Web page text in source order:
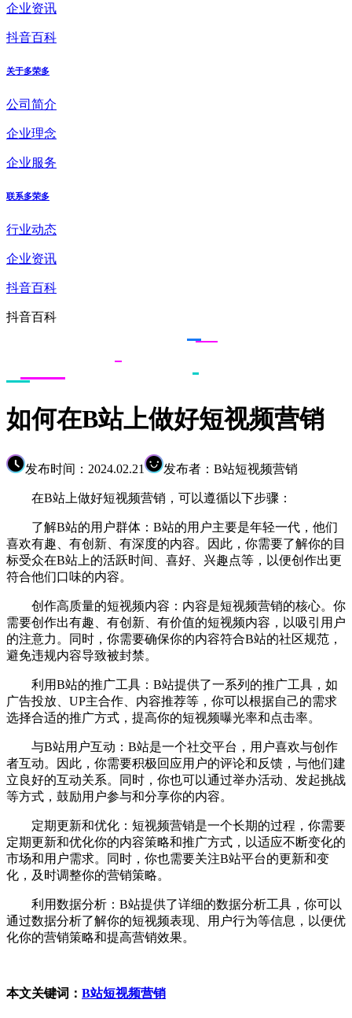
企业资讯
抖音百科
关于多荣多
公司简介
企业理念
企业服务
联系多荣多
行业动态
企业资讯
抖音百科
抖音百科
如何在B站上做好短视频营销
发布时间：2024.02.21 发布者：B站短视频营销
在B站上做好短视频营销，可以遵循以下步骤：
了解B站的用户群体：B站的用户主要是年轻一代，他们
喜欢有趣、有创新、有深度的内容。因此，你需要了解你的目
标受众在B站上的活跃时间、喜好、兴趣点等，以便创作出更
符合他们口味的内容。
创作高质量的短视频内容：内容是短视频营销的核心。你
需要创作出有趣、有创新、有价值的短视频内容，以吸引用户
的注意力。同时，你需要确保你的内容符合B站的社区规范，
避免违规内容导致被封禁。
利用B站的推广工具：B站提供了一系列的推广工具，如
广告投放、UP主合作、内容推荐等，你可以根据自己的需求
选择合适的推广方式，提高你的短视频曝光率和点击率。
与B站用户互动：B站是一个社交平台，用户喜欢与创作
者互动。因此，你需要积极回应用户的评论和反馈，与他们建
立良好的互动关系。同时，你也可以通过举办活动、发起挑战
等方式，鼓励用户参与和分享你的内容。
定期更新和优化：短视频营销是一个长期的过程，你需要
定期更新和优化你的内容策略和推广方式，以适应不断变化的
市场和用户需求。同时，你也需要关注B站平台的更新和变
化，及时调整你的营销策略。
利用数据分析：B站提供了详细的数据分析工具，你可以
通过数据分析了解你的短视频表现、用户行为等信息，以便优
化你的营销策略和提高营销效果。
本文关键词： B站短视频营销